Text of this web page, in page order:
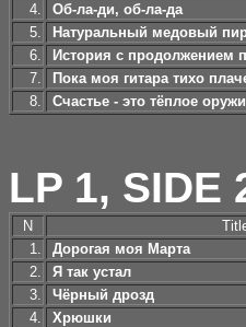
4.
Об-ла-ди, об-ла-да
5.
Натуральный медовый
6.
История с продолжением
7.
Пока моя гитара тихо
8.
Счастье - это тёплое
LP 1, SIDE
N
1.
Дорогая моя Марта
2.
Я так устал
3.
Чёрный дрозд
4.
Хрюшки